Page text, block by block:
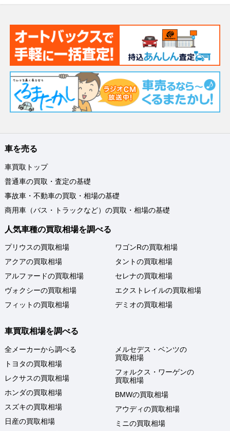
車を売る
車買取トップ
普通車の買取・査定の基礎
事故車・不動車の買取・相場の基礎
商用車（バス・トラックなど）の買取・相場の基礎
人気車種の買取相場を調べる
プリウスの買取相場
アクアの買取相場
アルファードの買取相場
ヴォクシーの買取相場
フィットの買取相場
ワゴンRの買取相場
タントの買取相場
セレナの買取相場
エクストレイルの買取相場
デミオの買取相場
車買取相場を調べる
全メーカーから調べる
トヨタの買取相場
レクサスの買取相場
ホンダの買取相場
スズキの買取相場
日産の買取相場
メルセデス・ベンツの
買取相場
フォルクス・ワーゲンの
買取相場
BMWの買取相場
アウディの買取相場
ミニの買取相場